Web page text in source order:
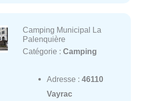
Camping Municipal La
Palenquière
Catégorie : Camping
Adresse : 46110
Vayrac